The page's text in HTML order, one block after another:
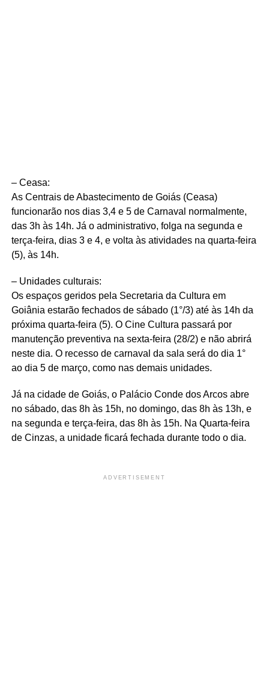
– Ceasa:
As Centrais de Abastecimento de Goiás (Ceasa)
funcionarão nos dias 3,4 e 5 de Carnaval normalmente,
das 3h às 14h. Já o administrativo, folga na segunda e
terça-feira, dias 3 e 4, e volta às atividades na quarta-feira
(5), às 14h.
– Unidades culturais:
Os espaços geridos pela Secretaria da Cultura em
Goiânia estarão fechados de sábado (1°/3) até às 14h da
próxima quarta-feira (5). O Cine Cultura passará por
manutenção preventiva na sexta-feira (28/2) e não abrirá
neste dia. O recesso de carnaval da sala será do dia 1°
ao dia 5 de março, como nas demais unidades.
Já na cidade de Goiás, o Palácio Conde dos Arcos abre
no sábado, das 8h às 15h, no domingo, das 8h às 13h, e
na segunda e terça-feira, das 8h às 15h. Na Quarta-feira
de Cinzas, a unidade ficará fechada durante todo o dia.
ADVERTISEMENT